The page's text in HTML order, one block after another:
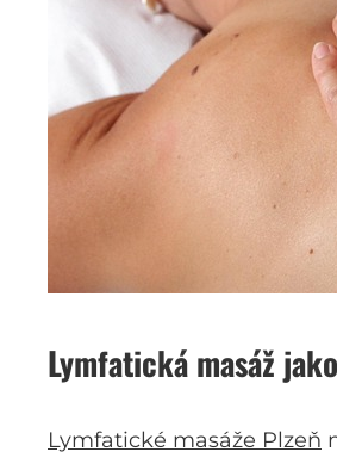
Lymfatická masáž
Lymfatické masáže Plzeň